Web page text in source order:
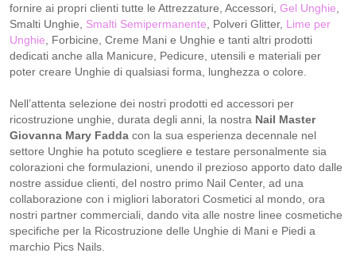
fornire ai propri clienti tutte le Attrezzature, Accessori, Gel Unghie
Smalti Unghie, Smalti Semipermanente , Polveri Glitter, Lime per
Unghie , Forbicine, Creme Mani e Unghie e tanti altri prodotti
dedicati anche alla Manicure, Pedicure, utensili e materiali per
poter creare Unghie di qualsiasi forma, lunghezza o colore.
Nell’attenta selezione dei nostri prodotti ed accessori per
ricostruzione unghie, durata degli anni, la nostra Nail Master
Giovanna Mary Fadda con la sua esperienza decennale nel
settore Unghie ha potuto scegliere e testare personalmente sia
colorazioni che formulazioni, unendo il prezioso apporto dato dalle
nostre assidue clienti, del nostro primo Nail Center, ad una
collaborazione con i migliori laboratori Cosmetici al mondo, ora
nostri partner commerciali, dando vita alle nostre linee cosmetiche
specifiche per la Ricostruzione delle Unghie di Mani e Piedi a
marchio Pics Nails.